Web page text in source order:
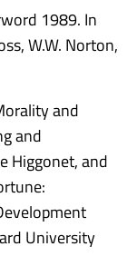
1989. In
W.W. Norton,
and
and
Higgonet, and
University